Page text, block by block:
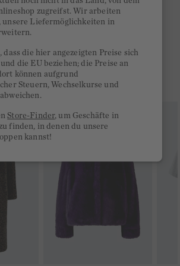
DIR GEFALLEN
zugreifst. Wir arbeiten
unsere Liefermöglichkeiten in
dass die hier angezeigten Preise sich
die EU beziehen; die Preise an
können aufgrund
Steuern, Wechselkurse und
Store-Finder, um Geschäfte in
finden, in denen du unsere
kannst!